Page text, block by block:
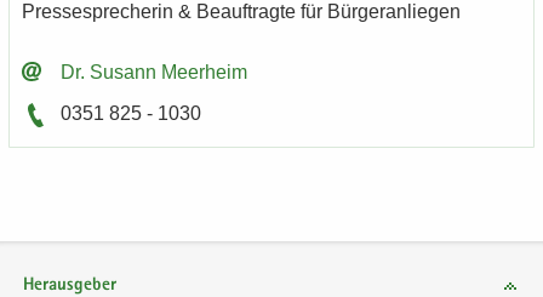
Pres­se­spre­che­rin & Be­auf­trag­te für Bür­ger­an­lie­gen
Dr. Su­sann Meer­heim
0351 825 - 1030
Herausgeber